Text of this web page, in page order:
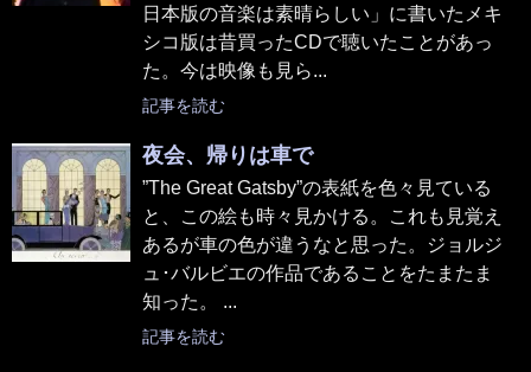
日本版の音楽は素晴らしい」に書いたメキ
シコ版は昔買ったCDで聴いたことがあっ
た。今は映像も見ら...
記事を読む
夜会、帰りは車で
”The Great Gatsby”の表紙を色々見ている
と、この絵も時々見かける。これも見覚え
あるが車の色が違うなと思った。ジョルジ
ュ･バルビエの作品であることをたまたま
知った。 ...
記事を読む